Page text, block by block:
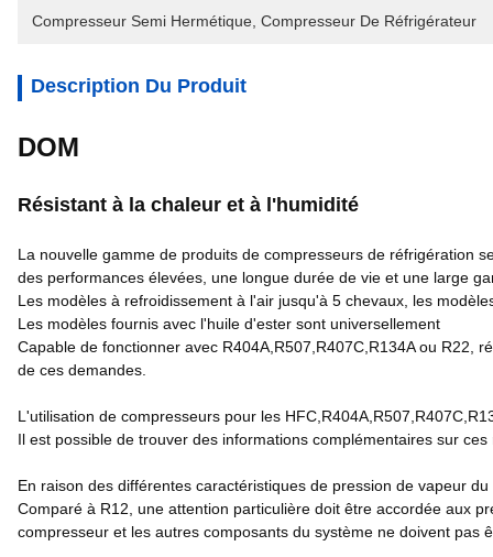
Compresseur Semi Hermétique Compresseur De Réfrigérateur
Description Du Produit
DOM
Résistant à la chaleur et à l'humidité
La nouvelle gamme de produits de compresseurs de réfrigération
des performances élevées, une longue durée de vie et une large
Les modèles à refroidissement à l'air jusqu'à 5 chevaux, les
Les modèles fournis avec l'huile d'ester sont universellement
Capable de fonctionner avec R404A,R507,R407C,R134A ou R22,
de ces demandes.
L'utilisation de compresseurs pour les
Il est possible de trouver des informations complémentaires sur
En raison des différentes caractéristiques de pression de vapeur
Comparé à R12, une attention particulière doit être accordée aux
compresseur et les autres composants du système ne doivent pas